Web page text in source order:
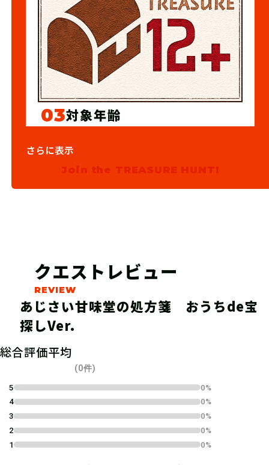
03対象年齢
12歳以上推奨
041.キットを購入する
宝探しSHOPならおうちにキットが届
くよ！ 筆記用具やスマートフォンな
ど必要なものを準備しよう！
さらに表示
Join the TREASURE HUNT!
クエストレビュー
あじさい甘味堂の処方箋 おうちde宝
探しVer.
総合評価平均
(0件)
5
0%
4
0%
3
0%
2
0%
1
0%